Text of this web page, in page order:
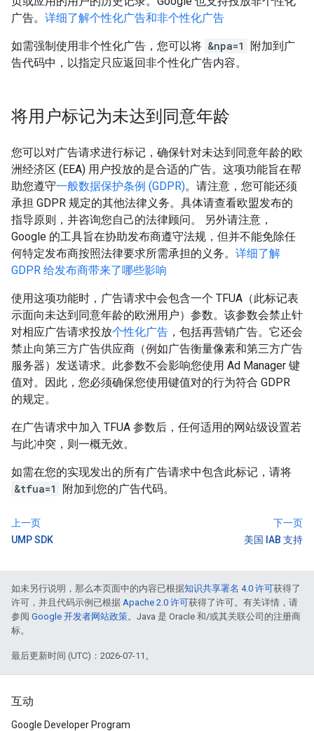
广告。 详细了解个性化广告和非个性化广告
如需强制使用非个性化广告，您可以将 &npa=1
附加到广
告代码中，以指定只应返回非个性化广告内容。
将用户标记为未达到同意年龄
您可以对广告请求进行标记，确保针对未达到同意年龄的欧
洲经济区 (EEA) 用户投放的是合适的广告。这项功能旨在帮
助您遵守一般数据保护条例 (GDPR)。请注意，您可能还须
承担 GDPR 规定的其他法律义务。具体请查看欧盟发布的
指导原则，并咨询您自己的法律顾问。 另外请注意，
Google 的工具旨在协助发布商遵守法规，但并不能免除任
何特定发布商按照法律要求所需承担的义务。 详细了解
GDPR 给发布商带来了哪些影响
使用这项功能时，广告请求中会包含一个 TFUA（此标记表
示面向未达到同意年龄的欧洲用户）参数。该参数会禁止针
对相应广告请求投放个性化广告 ，包括再营销广告。它还会
禁止向第三方广告供应商（例如广告衡量像素和第三方广告
服务器）发送请求。此参数不会影响您使用 Ad Manager 键
值对。因此，您必须确保您使用键值对的行为符合 GDPR
的规定。
在广告请求中加入 TFUA 参数后，任何适用的网站级设置若
与此冲突，则一概无效。
如需在您的实现发出的所有广告请求中包含此标记，请将
&tfua=1
附加到您的广告代码。
上一页
UMP SDK
下一页
美国 IAB 支持
如未另行说明，那么本页面中的内容已根据知识共享署名 4.0 许可获得了
许可，并且代码示例已根据 Apache 2.0 许可获得了许可。有关详情，请
参阅 Google 开发者网站政策。Java 是 Oracle 和/或其关联公司的注册商
标。
最后更新时间 (UTC)：2026-07-11。
互动
Google Developer Program